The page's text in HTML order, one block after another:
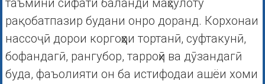
таъмини сифати баланди маҳсулоту
рақобатпазир будани онро доранд. Корхонаи
нассоҷӣ дорои коргоҳҳои тортанӣ, суфтакунӣ,
бофандагӣ, рангубор, тарроҳӣ ва дӯзандагӣ
буда, фаъолияти он ба истифодаи ашёи хоми